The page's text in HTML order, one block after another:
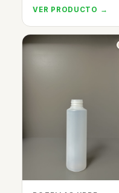
VER PRODUCTO →